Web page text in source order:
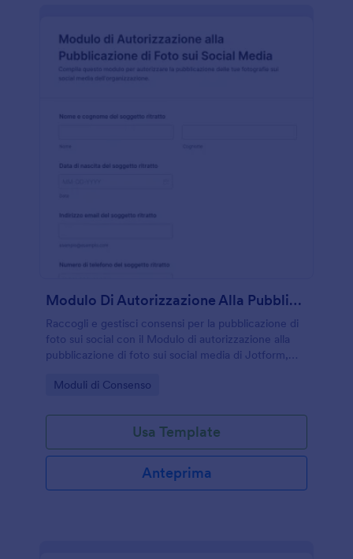
Modulo Di Autorizzazione Alla Pubblicazione Di Foto Sui Social Media
Raccogli e gestisci consensi per la pubblicazione di
foto sui social con il Modulo di autorizzazione alla
pubblicazione di foto sui social media di Jotform,
organizzatori di eventi.
Go to Category:
Moduli di Consenso
Usa Template
Anteprima